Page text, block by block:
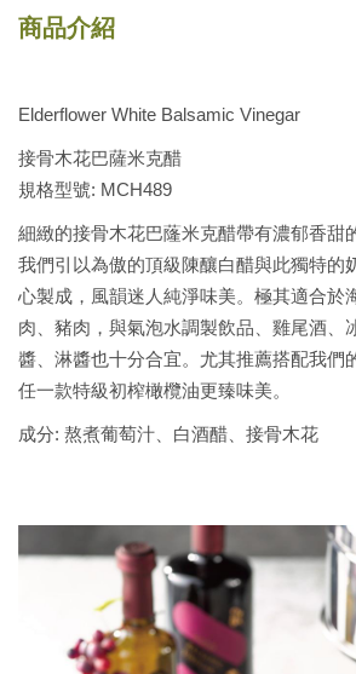
商品介紹
Elderflower White Balsamic Vinegar
接骨木花巴薩米克醋
規格型號: MCH489
細緻的接骨木花巴蕯米克醋帶有濃郁香甜
我們引以為傲的頂級陳釀白醋與此獨特的
心製成，風韻迷人純淨味美。極其適合於
肉、豬肉，與氣泡水調製飲品、雞尾酒、
醬、淋醬也十分合宜。尤其推薦搭配我們
任一款特級初榨橄欖油更臻味美。
成分: 熬煮葡萄汁、白酒醋、接骨木花